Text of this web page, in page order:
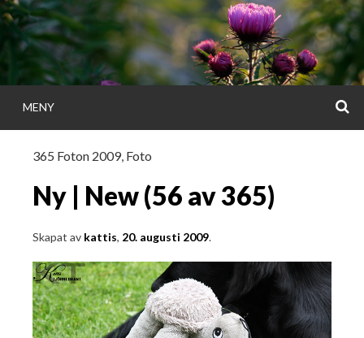
Gå
direkt
till
innehållet
i ord & bild
MENY
365 Foton 2009, Foto
Ny | New (56 av 365)
Skapat av kattis, 20. augusti 2009.